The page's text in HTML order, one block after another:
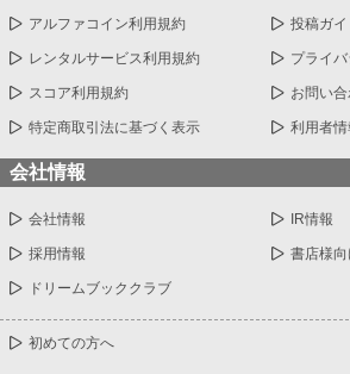
アルファコイン利用規約 投稿ガ
レンタルサービス利用規約 プライ
スコア利用規約 お問い
特定商取引法に基づく表示 利用者
会社情報
会社情報 IR情報
採用情報 書店様向
ドリームブッククラブ
初めての方へ